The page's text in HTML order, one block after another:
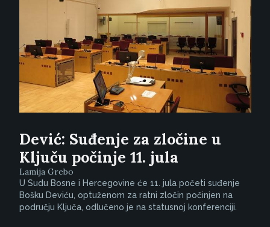
Dević: Suđenje za zločine u
Ključu počinje 11. jula
Lamija Grebo
U Sudu Bosne i Hercegovine će 11. jula početi suđenje
Bošku Deviću, optuženom za ratni zločin počinjen na
području Ključa, odlučeno je na statusnoj konferenciji.